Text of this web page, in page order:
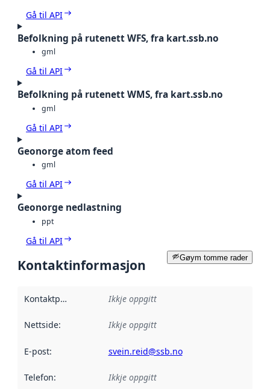
Gå til API
Befolkning på rutenett WFS, fra kart.ssb.no
gml
Gå til API
Befolkning på rutenett WMS, fra kart.ssb.no
gml
Gå til API
Geonorge atom feed
gml
Gå til API
Geonorge nedlastning
ppt
Gå til API
Gøym tomme rader
Kontaktinformasjon
Kontaktpunkt Ikkje oppgitt
Nettside: Ikkje oppgitt
E-post: svein.reid@ssb.no
Telefon: Ikkje oppgitt